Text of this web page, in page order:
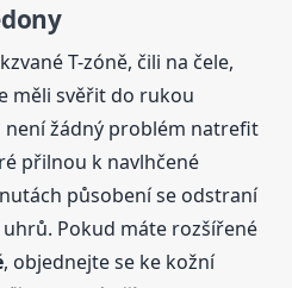
T-zóně, čili na čele,
měli svěřit do rukou
není žádný problém natrefit
přilnou k navlhčené
působení se odstraní
Pokud máte rozšířené
, objednejte se ke kožní